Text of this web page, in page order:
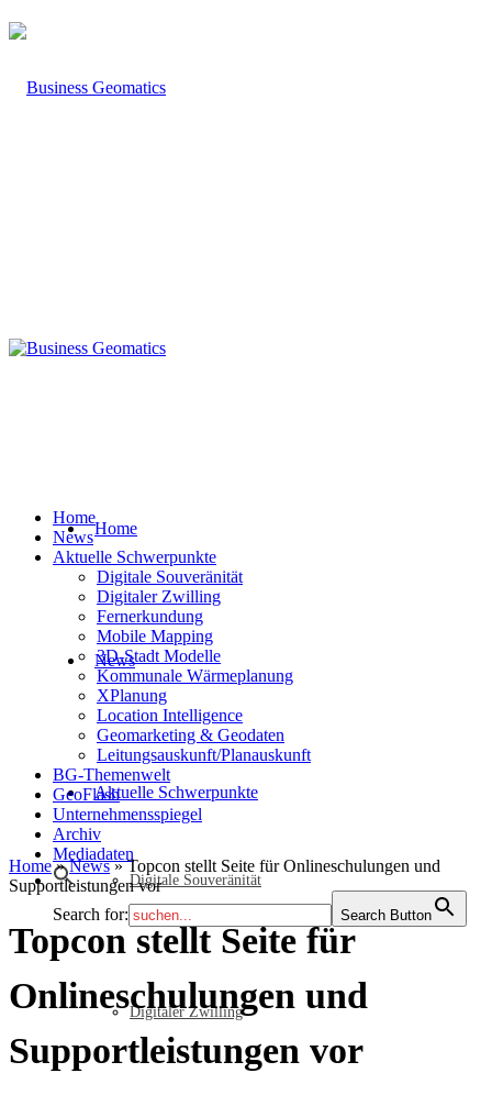
Home
News
Aktuelle Schwerpunkte
Digitale Souveränität
Digitaler Zwilling
Home
News
Aktuelle Schwerpunkte
Digitale Souveränität
Digitaler Zwilling
Fernerkundung
Mobile Mapping
3D-Stadt Modelle
Kommunale Wärmeplanung
XPlanung
Location Intelligence
Geomarketing & Geodaten
Leitungsauskunft/Planauskunft
BG-Themenwelt
GeoFlash
Unternehmensspiegel
Archiv
Mediadaten
Search for: Search Button
Home»News»Topcon stellt Seite für Onlineschulungen und
Supportleistungen vor
Topcon stellt Seite für
Onlineschulungen und
Supportleistungen vor